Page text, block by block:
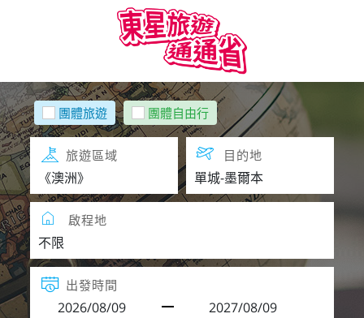
團體旅遊 團體自由行
旅遊區域 目的地
啟程地
出發時間